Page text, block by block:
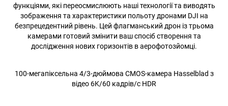
функціями, які переосмислюють наші технології та виводять
зображення та характеристики польоту дронами DJI на
безпрецедентний рівень. Цей флагманський дрон із трьома
камерами готовий змінити ваш спосіб створення та
дослідження нових горизонтів в аерофотозйомці.
100-мегапіксельна 4/3-дюймова CMOS-камера Hasselblad з
відео 6K/60 кадрів/с HDR